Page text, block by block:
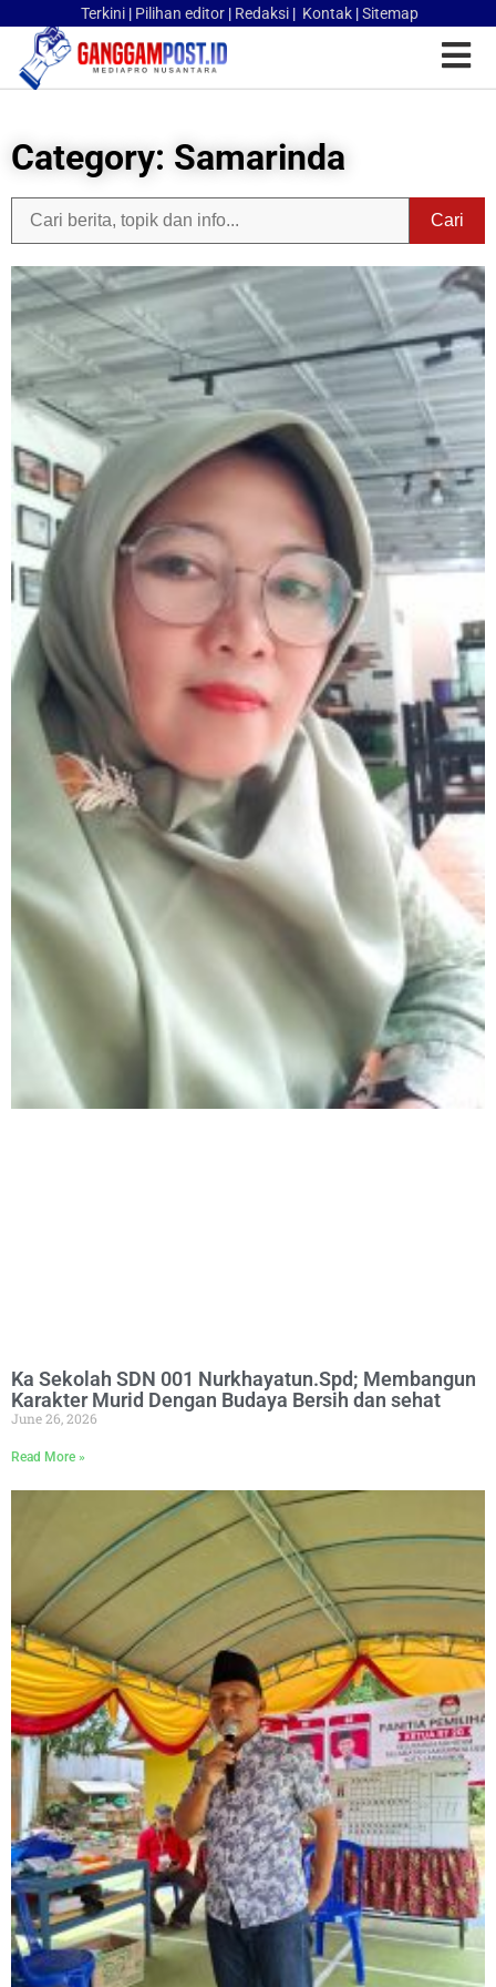
Terkini | Pilihan editor | Redaksi | Kontak |Sitemap
Category: Samarinda
Cari
Ka Sekolah SDN 001 Nurkhayatun.Spd; Membangun
Karakter Murid Dengan Budaya Bersih dan sehat
June 26, 2026
Read More »